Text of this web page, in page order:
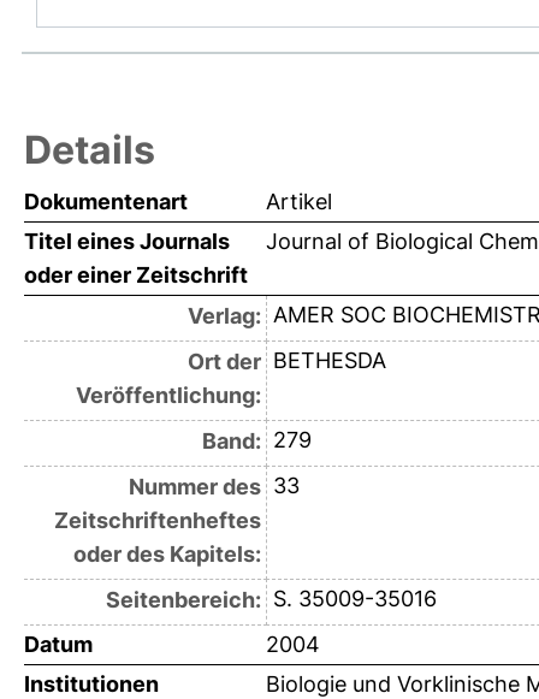
Details
Dokumentenart
Artikel
Titel eines Journals
oder einer Zeitschrift
Journal of Biological
Verlag: AMER SOC
Ort der
Veröffentlichung:
BETHESDA
Band: 279
Nummer des
Zeitschriftenheftes
oder des Kapitels:
33
Seitenbereich: S. 35009-35016
Datum
2004
Institutionen
Biologie und Vorklinische